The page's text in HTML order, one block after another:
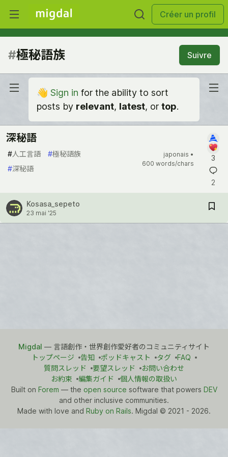
Créer un profil
#極秘語族 Suivre
👋 Sign in for the ability to sort
posts by relevant, latest, or top.
深秘語
#人工言語 #極秘語族
#深秘語
japonais •
600 words/chars
3
2
Kosasa_sepeto
23 mai '25
Migdal — 言語創作・世界創作愛好者のコミュニティサイト
トップページ
告知 ポッドキャスト タグ
FAQ
質問スレッド
要望スレッド
お問い合わせ
お約束
編集ガイド
個人情報の取扱い
Built on Forem — the open source software that powers DEV
and other inclusive communities.
Made with love and Ruby on Rails. Migdal © 2021 - 2026.